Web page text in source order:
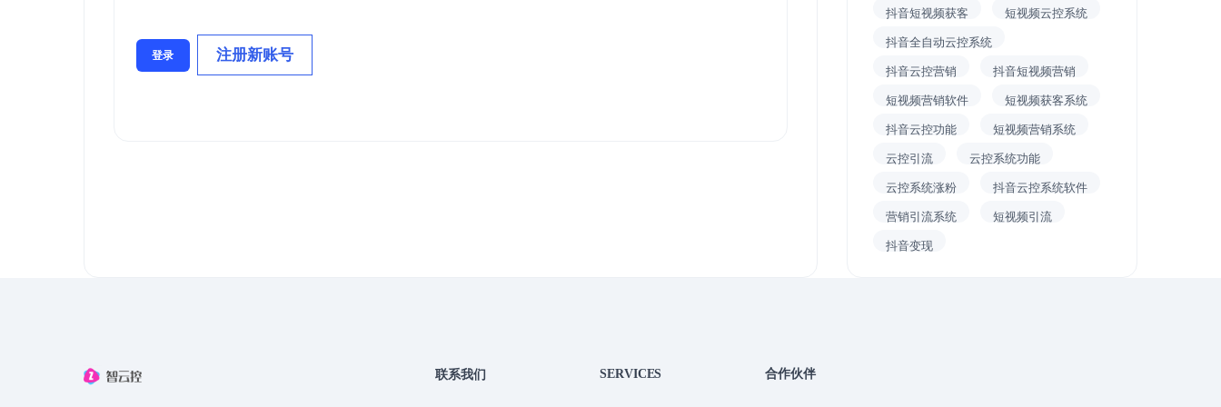
登录 注册新账号
抖音短视频获客 短视频云控系统
抖音全自动云控系统
抖音云控营销 抖音短视频营销
短视频营销软件 短视频获客系统
抖音云控功能 短视频营销系统
云控引流 云控系统功能
云控系统涨粉 抖音云控系统软件
营销引流系统 短视频引流
抖音变现
联系我们 SERVICES 合作伙伴